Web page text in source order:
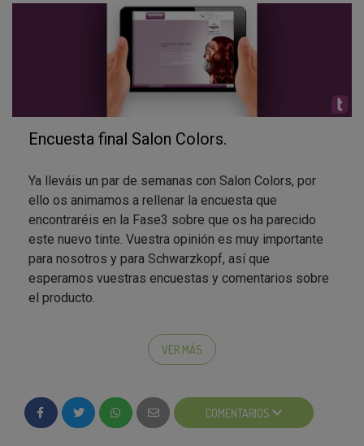
Encuesta final Salon Colors.
Ya lleváis un par de semanas con Salon Colors, por
ello os animamos a rellenar la encuesta que
encontraréis en la Fase3 sobre que os ha parecido
este nuevo tinte. Vuestra opinión es muy importante
para nosotros y para Schwarzkopf, así que
esperamos vuestras encuestas y comentarios sobre
el producto.
convierte en Pro-Tester y esperamos mucho de
vosotros. Confiamos en que todas y cada una de
fase3. Para ello deberéis realizar un mínimo de
acciones tales como; comentarnos que os ha
VER MÁS
COMENTARIOS